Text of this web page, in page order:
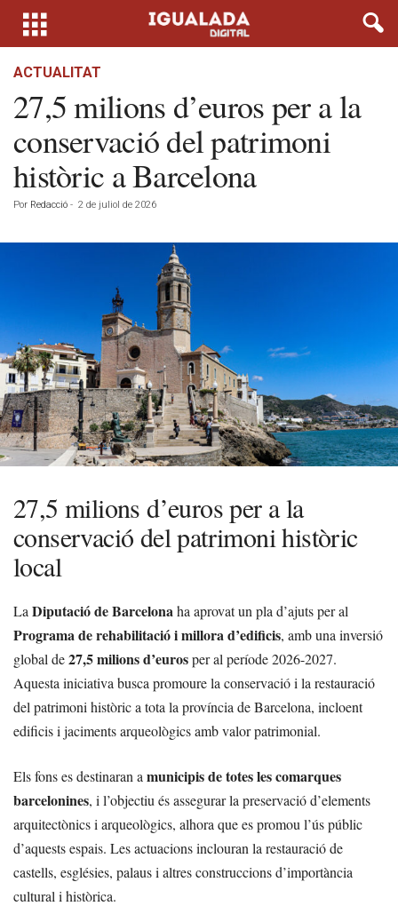
ACTUALITAT
27,5 milions d’euros per a la
conservació del patrimoni
històric a Barcelona
Por Redacció - 2 de juliol de 2026
27,5 milions d’euros per a la
conservació del patrimoni històric
local
La Diputació de Barcelonaha aprovat un pla d’ajuts per al
Programa de rehabilitació i millora d’edificis, amb una inversió
global de27,5 milions d’eurosper al període 2026-2027.
Aquesta iniciativa busca promoure la conservació i la restauració
del patrimoni històric a tota la província de Barcelona, incloent
edificis i jaciments arqueològics amb valor patrimonial.
Els fons es destinaran a municipis de totes les comarques
barcelonines, i l’objectiu és assegurar la preservació d’elements
arquitectònics i arqueològics, alhora que es promou l’ús públic
d’aquests espais. Les actuacions inclouran la restauració de
castells, esglésies, palaus i altres construccions d’importància
cultural i històrica.